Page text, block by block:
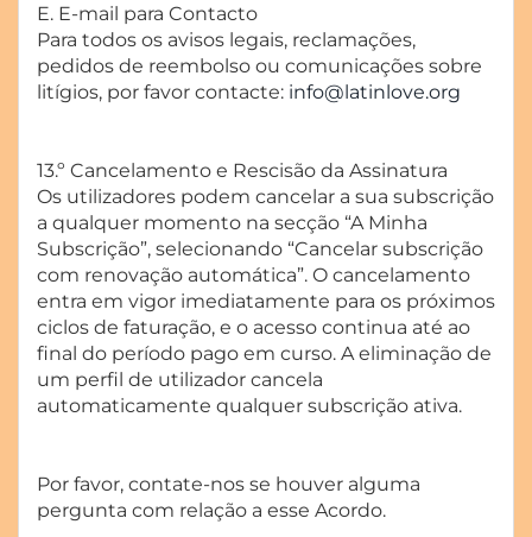
E. E-mail para Contacto
Para todos os avisos legais, reclamações,
pedidos de reembolso ou comunicações sobre
litígios, por favor contacte: info@latinlove.org
13.º Cancelamento e Rescisão da Assinatura
Os utilizadores podem cancelar a sua subscrição
a qualquer momento na secção “A Minha
Subscrição”, selecionando “Cancelar subscrição
com renovação automática”. O cancelamento
entra em vigor imediatamente para os próximos
ciclos de faturação, e o acesso continua até ao
final do período pago em curso. A eliminação de
um perfil de utilizador cancela
automaticamente qualquer subscrição ativa.
Por favor, contate-nos se houver alguma
pergunta com relação a esse Acordo.